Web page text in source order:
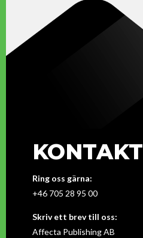
KONTAKT
Ring oss gärna:
+46 705 28 95 00
Skriv ett brev till oss:
Affecta Publishing AB